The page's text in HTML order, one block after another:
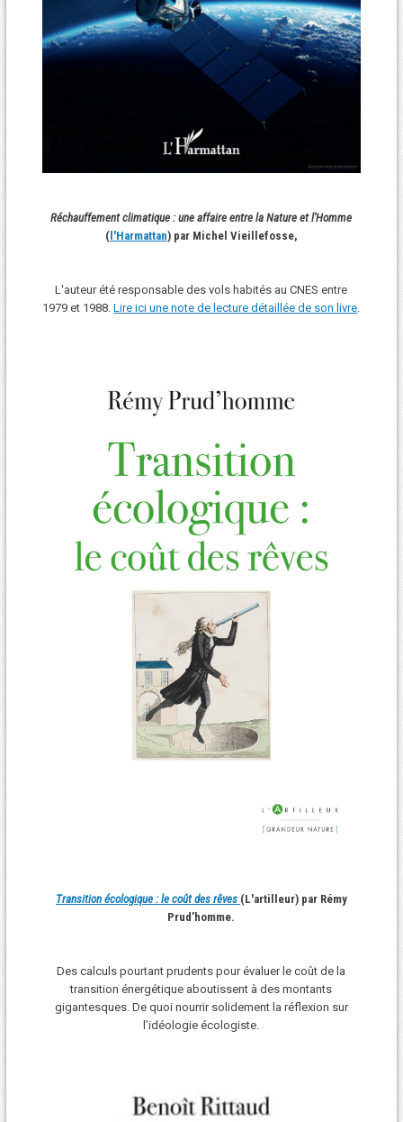
Réchauffement climatique : une affaire entre la Nature et l'Homme
(l'Harmattan) par Michel Vieillefosse,
L'auteur été responsable des vols habités au CNES entre
1979 et 1988.Lire ici une note de lecture détaillée de son livre.
Transition écologique : le coût des rêves (L'artilleur) par Rémy
Prud’homme.
Des calculs pourtant prudents pour évaluer le coût de la
transition énergétique aboutissent à des montants
gigantesques. De quoi nourrir solidement la réflexion sur
l’idéologie écologiste.